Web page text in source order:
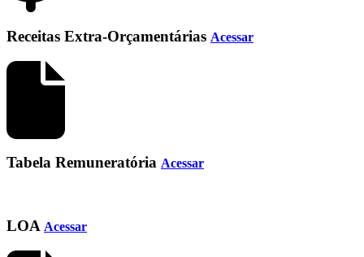
Receitas Extra-Orçamentárias Acessar
Tabela Remuneratória Acessar
LOA Acessar